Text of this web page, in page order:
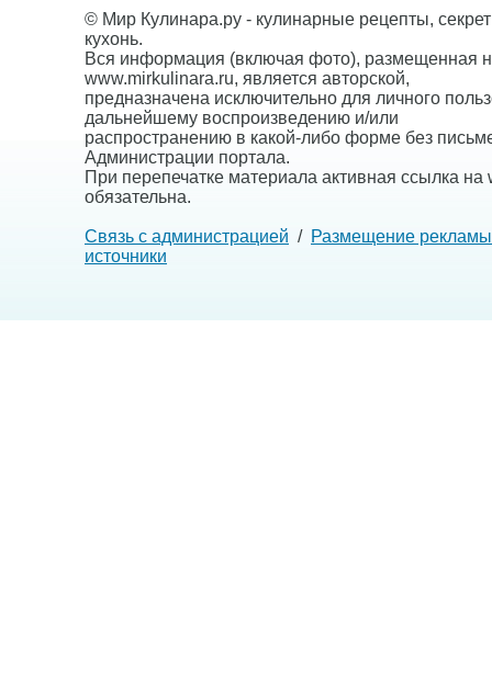
© Мир Кулинара.ру - кулинарные рецепты,
кухонь.
Вся информация (включая фото), размещенная
www.mirkulinara.ru, является авторской,
предназначена исключительно для личного
дальнейшему воспроизведению и/или
распространению в какой-либо форме без
Администрации портала.
При перепечатке материала активная ссылка на
обязательна.
Связь с администрацией / Размещение рекламы
источники